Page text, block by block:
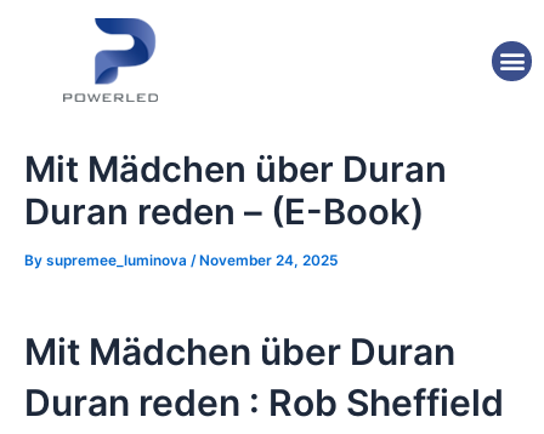
Mit Mädchen über Duran
Duran reden – (E-Book)
By supremee_luminova /November 24, 2025
Mit Mädchen über Duran
Duran reden : Rob Sheffield
navigation